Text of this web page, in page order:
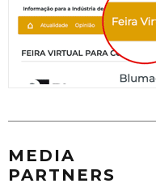
MEDIA
PARTNERS